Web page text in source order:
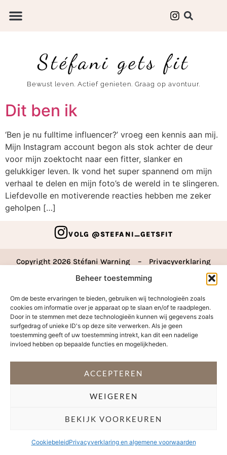
Beheer toestemming
Om de beste ervaringen te bieden, gebruiken wij technologieën zoals
cookies om informatie over je apparaat op te slaan en/of te raadplegen.
Door in te stemmen met deze technologieën kunnen wij gegevens zoals
surfgedrag of unieke ID's op deze site verwerken. Als je geen
toestemming geeft of uw toestemming intrekt, kan dit een nadelige
invloed hebben op bepaalde functies en mogelijkheden.
ACCEPTEREN
WEIGEREN
BEKIJK VOORKEUREN
CookiebeleidPrivacyverklaring en algemene voorwaarden
Stéfani gets fit
Bewust leven. Actief genieten. Graag op avontuur.
Dit ben ik
‘Ben je nu fulltime influencer?’ vroeg een kennis aan mij.
Mijn Instagram account begon als stok achter de deur
voor mijn zoektocht naar een fitter, slanker en
gelukkiger leven. Ik vond het super spannend om mijn
verhaal te delen en mijn foto’s de wereld in te slingeren.
Liefdevolle en motiverende reacties hebben me zeker
geholpen […]
VOLG @STEFANI_GETSFIT
Copyright 2026 Stéfani Warning – Privacyverklaring